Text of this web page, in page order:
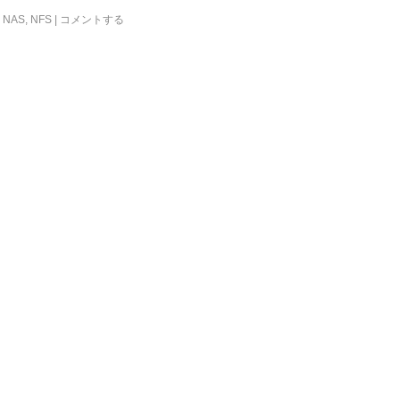
NAS, NFS | コメントする